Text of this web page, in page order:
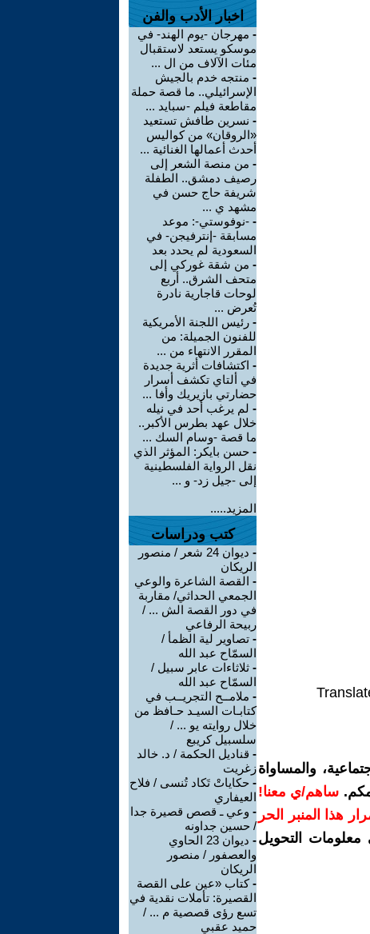
والمساواة
ساهم/ي معنا!
هذا المنبر الحر
معلومات التحويل
اخبار الأدب والفن
- مهرجان -يوم الهند- في
موسكو يستعد لاستقبال
مئات الآلاف من ال ...
- منتجه خدم بالجيش
الإسرائيلي.. ما قصة حملة
مقاطعة فيلم -سبايد ...
- نسرين طافش تستعيد
«الروقان» من كواليس
أحدث أعمالها الغنائية ...
- من منصة الشعر إلى
رصيف دمشق.. الطفلة
شريفة حاج حسن في
مشهد ي ...
- -نوفوستي-: موعد
مسابقة -إنترفيجن- في
السعودية لم يحدد بعد
- من شقة غوركي إلى
متحف الشرق.. أربع
لوحات قاجارية نادرة
تُعرض ...
- رئيس اللجنة الأمريكية
للفنون الجميلة: من
المقرر الانتهاء من ...
- اكتشافات أثرية جديدة
في ألتاي تكشف أسرار
حضارتي بازيريك وأفا ...
- لم يرغب أحد في نيله
خلال عهد بطرس الأكبر..
ما قصة -وسام السك ...
- حسن بايكر: المؤثر الذي
نقل الرواية الفلسطينية
إلى -جيل زد- و ...
المزيد.....
كتب ودراسات
-
ديوان 24 شعر / منصور
الريكان
- القصة الشاعرة والوعي
الجمعي الحداثي/ مقاربة
في دور القصة الش ... /
ربيحة الرفاعي
- تصاوير لية الظمأ /
السمّاح عبد الله
- ثلاثاءات عابر سبيل /
السمّاح عبد الله
- ملامــح التجريــب في
كتابـات السيـد حـافظ من
خلال روايته يو ... /
سلسبيل كريبع
- قناديل الحكمة / د. خالد
زغريت
- حكاياتْ تَكاد تُنسى / فلاح
العيفاري
- وعي ـ قصص قصيرة جدا
/ حسين جداونه
-
ديوان 23 الحاوي
والعصفور / منصور
الريكان
-كتاب «عين على القصة
القصيرة: تأملات نقدية في
تسع رؤى قصصية م ... /
حميد عقبي